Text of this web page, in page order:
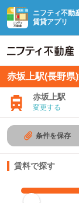
ニフティ不動
賃貸アプリ
赤坂上駅(長野県
赤坂上駅
変更する
条件を保存
賃料で探す